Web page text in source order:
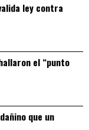
ley contra
el “punto
que un